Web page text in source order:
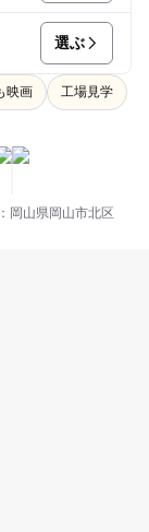
選ぶ
映画 工場見学
岡山県岡山市北区